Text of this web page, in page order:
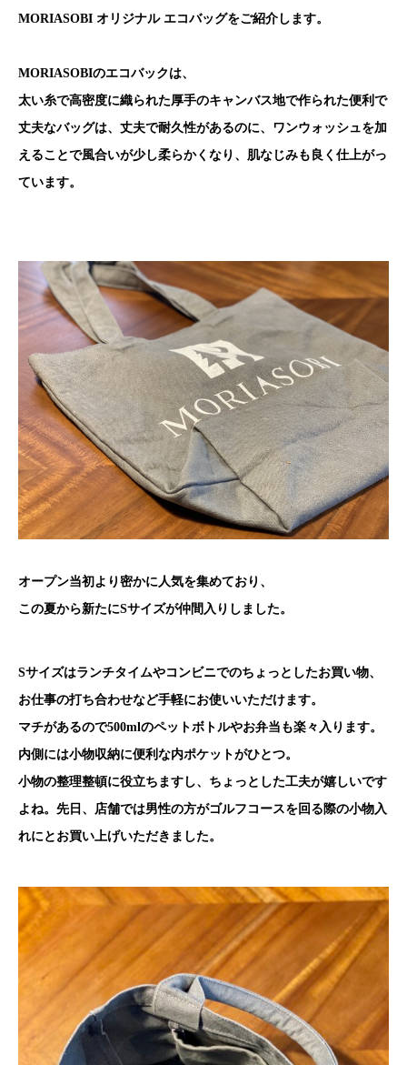
MORIASOBI オリジナル エコバッグをご紹介します。
MORIASOBIのエコバックは、
太い糸で高密度に織られた厚手のキャンバス地で作られた便利で
丈夫なバッグは、丈夫で耐久性があるのに、ワンウォッシュを加
えることで風合いが少し柔らかくなり、肌なじみも良く仕上がっ
ています。
オープン当初より密かに人気を集めており、
この夏から新たにSサイズが仲間入りしました。
Sサイズはランチタイムやコンビニでのちょっとしたお買い物、
お仕事の打ち合わせなど手軽にお使いいただけます。
マチがあるので500mlのペットボトルやお弁当も楽々入ります。
内側には小物収納に便利な内ポケットがひとつ。
小物の整理整頓に役立ちますし、ちょっとした工夫が嬉しいです
よね。先日、店舗では男性の方がゴルフコースを回る際の小物入
れにとお買い上げいただきました。